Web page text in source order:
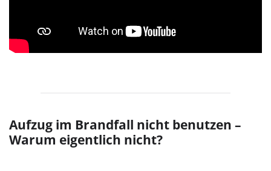
Aufzug im Brandfall nicht benutzen –
Warum eigentlich nicht?